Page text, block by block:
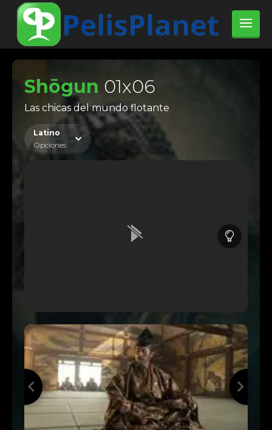
Shōgun 01x06
Las chicas del mundo flotante
Latino
Opciones